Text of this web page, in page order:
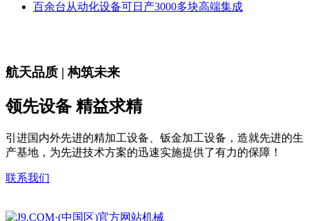
百余台从动化设备可日产3000多块高端集成
航天品质 | 构筑未来
领先设备 精益求精
引进国内外先进的精加工设备、钣金加工设备，造就先进的生
产基地，为先进技术方案的迅速实施提供了有力的保障！
联系我们